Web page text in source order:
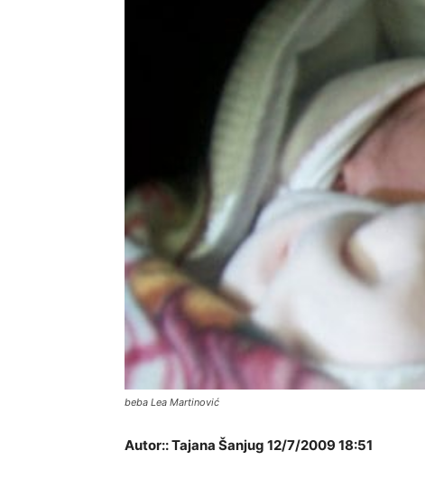
beba Lea Martinović
Autor:: Tajana Šanjug 12/7/2009 18:51